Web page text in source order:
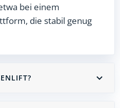
bei einem
die stabil genug